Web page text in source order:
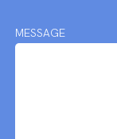
MESSAGE